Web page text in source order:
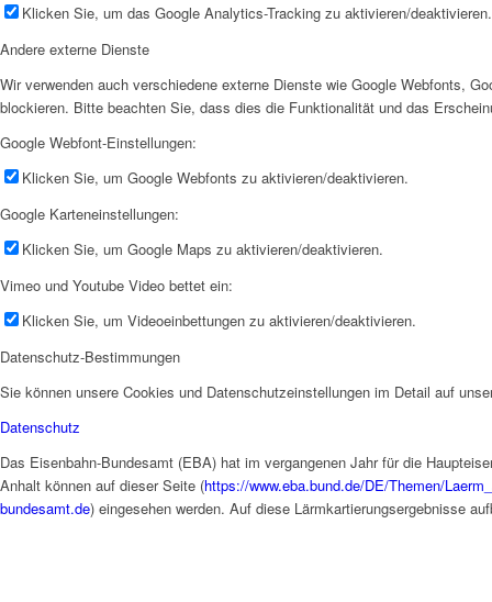
Klicken Sie, um das Google Analytics-Tracking zu aktivieren/deaktivieren.
Andere externe Dienste
Wir verwenden auch verschiedene externe Dienste wie Google Webfonts,
blockieren. Bitte beachten Sie, dass dies die Funktionalität und das
Google Webfont-Einstellungen:
Klicken Sie, um Google Webfonts zu aktivieren/deaktivieren.
Google Karteneinstellungen:
Klicken Sie, um Google Maps zu aktivieren/deaktivieren.
Vimeo und Youtube Video bettet ein:
Klicken Sie, um Videoeinbettungen zu aktivieren/deaktivieren.
Datenschutz-Bestimmungen
Sie können unsere Cookies und Datenschutzeinstellungen im Detail auf
Datenschutz
Das Eisenbahn-Bundesamt (EBA) hat im vergangenen Jahr für die
Anhalt können auf dieser Seite (https://www.eba.bund.de/DE/Themen/
bundesamt.de) eingesehen werden. Auf diese Lärmkartierungsergebnisse